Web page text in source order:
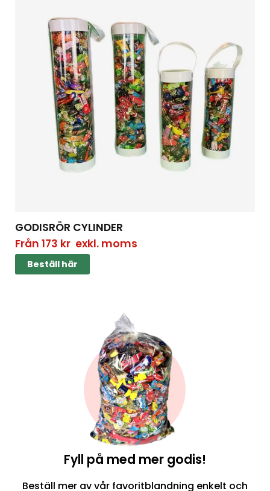
GODISRÖR CYLINDER
Från 173 krexkl. moms
Beställ här
Fyll på med mer godis!
Beställ mer av vår favoritblandning enkelt och